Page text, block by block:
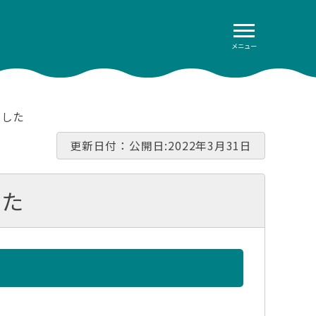
メニュー
た
更新日付：公開日:2022年3月31日